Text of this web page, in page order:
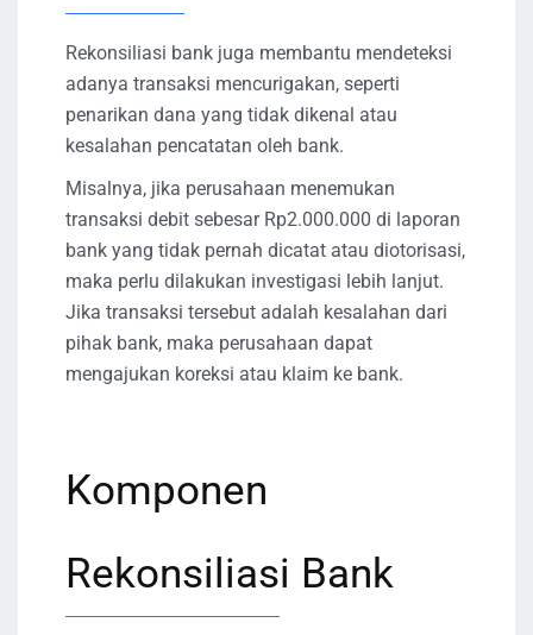
Rekonsiliasi bank juga membantu mendeteksi
adanya transaksi mencurigakan, seperti
penarikan dana yang tidak dikenal atau
kesalahan pencatatan oleh bank.
Misalnya, jika perusahaan menemukan
transaksi debit sebesar Rp2.000.000 di laporan
bank yang tidak pernah dicatat atau diotorisasi,
maka perlu dilakukan investigasi lebih lanjut.
Jika transaksi tersebut adalah kesalahan dari
pihak bank, maka perusahaan dapat
mengajukan koreksi atau klaim ke bank.
Komponen
Rekonsiliasi Bank